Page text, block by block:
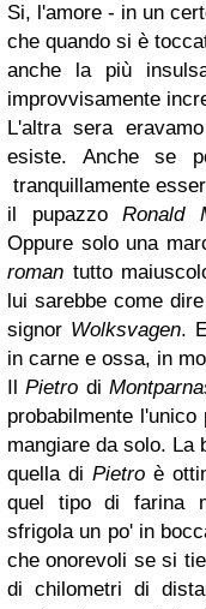
Si, l'amore - in un
che quando si è
anche la più
improvvisamente
L'altra sera
esiste. Anche se
tranquillamente
il pupazzoRonald
Oppure solo una
roman tutto
lui sarebbe come
signor Wolksvagen.
in carne e ossa, in
IlPietro di
probabilmente
mangiare da solo. La
quella di Pietroè
quel tipo di farina
sfrigola un po' in
che onorevoli se si
di chilometri di